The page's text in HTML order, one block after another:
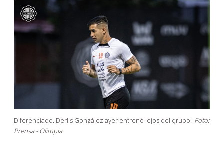
Diferenciado. Derlis González ayer entrenó lejos del grupo. Foto:
Prensa - Olimpia